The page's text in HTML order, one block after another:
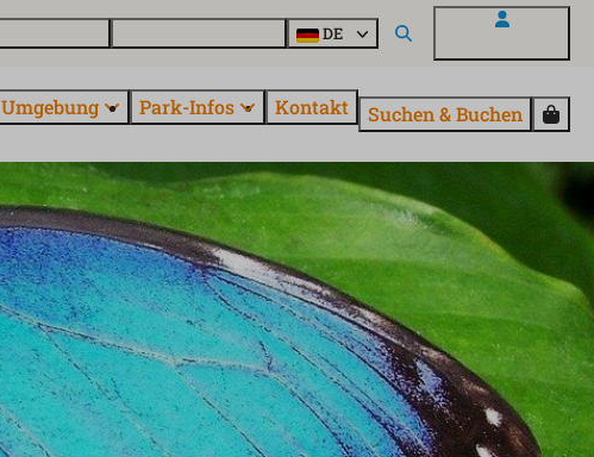
DE
Umgebung Park-Infos Kontakt Suchen & Buchen